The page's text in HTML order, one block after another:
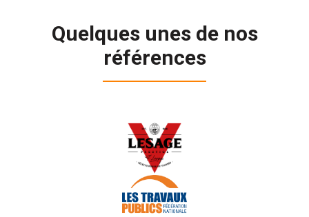
Quelques unes de nos
références